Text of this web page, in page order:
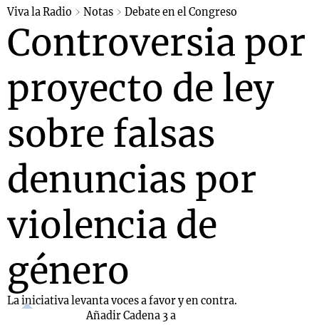
Viva la Radio Notas Debate en el Congreso
Controversia por
proyecto de ley
sobre falsas
denuncias por
violencia de
género
La iniciativa levanta voces a favor y en contra.
Añadir Cadena 3 a